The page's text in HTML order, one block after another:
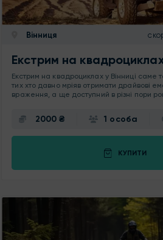
Вінниця
Екстрим на
Екстрим на квадроциклах у Вінниці саме
тих хто давно мріяв отримати драйвові
враження, а ще доступний в різні пори
2000 ₴ 1 особа
КУПИТИ